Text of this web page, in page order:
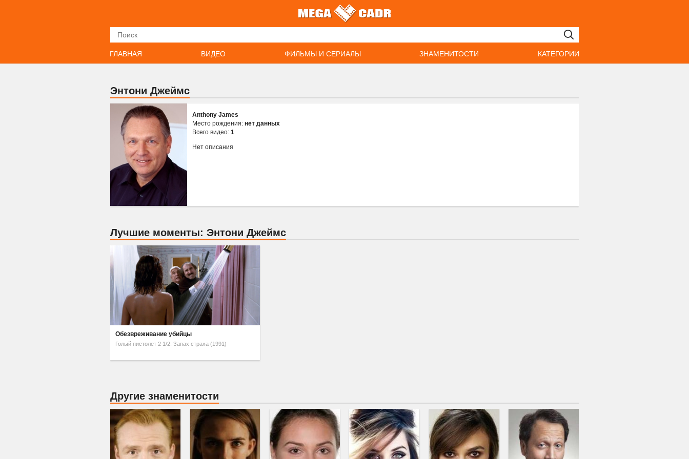
ГЛАВНАЯ ВИДЕО ФИЛЬМЫ И СЕРИАЛЫ ЗНАМЕНИТОСТИ КАТЕГОРИИ
Энтони Джеймс
Anthony James
Место рождения: нет данных
Всего видео: 1
Нет описания
Лучшие моменты: Энтони Джеймс
Обезвреживание убийцы
Голый пистолет 2 1/2: Запах страха (1991)
Другие знаменитости